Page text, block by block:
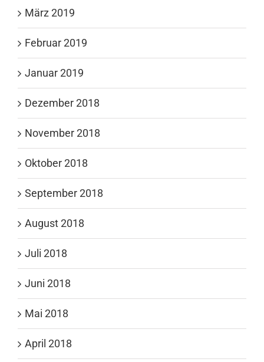
März 2019
Februar 2019
Januar 2019
Dezember 2018
November 2018
Oktober 2018
September 2018
August 2018
Juli 2018
Juni 2018
Mai 2018
April 2018